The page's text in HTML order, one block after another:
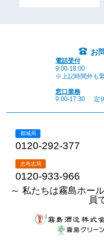
お
電話受付
9:00-18:00
※上記時間外も
窓口業務
9:00-17:30
定
都城局
0120-292-377
志布志局
0120-933-966
～ 私たちは霧島ホー
員